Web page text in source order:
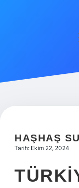
Hakkımızda
HAŞHAŞ
Tarih: Ekim 22, 2024